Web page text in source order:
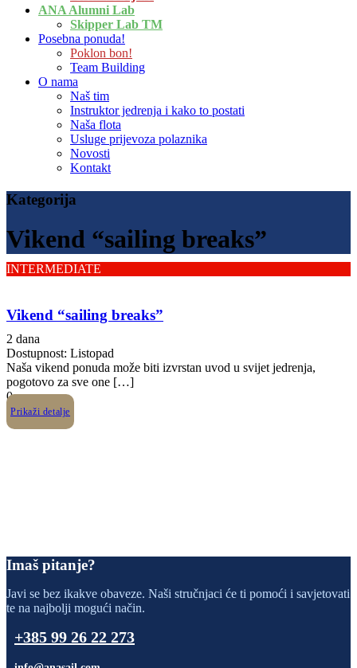
ANA Alumni Lab
Skipper Lab TM
Posebna ponuda!
Poklon bon!
Team Building
O nama
Naš tim
Instruktor jedrenja i kako to postati
Naša flota
Usluge prijevoza polaznika
Novosti
Kontakt
Kategorija
Vikend “sailing breaks”
INTERMEDIATE
Vikend “sailing breaks”
2 dana
Dostupnost: Listopad
Naša vikend ponuda može biti izvrstan uvod u svijet jedrenja,
pogotovo za sve one […]
0
Prikaži detalje
Imaš pitanje?
Javi se bez ikakve obaveze. Naši stručnjaci će ti pomoći i savjetovati
te na najbolji mogući način.
+385 99 26 22 273